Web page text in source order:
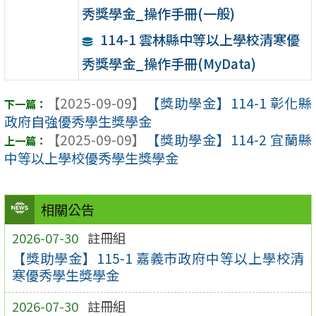
相關公告
2026-07-30 註冊組
【獎助學金】115-1 嘉義市政府中等以上學校清
寒優秀學生獎學金
2026-07-30 註冊組
秀獎學金_操作手冊(一般)
114-1 雲林縣中等以上學校清寒優
秀獎學金_操作手冊(MyData)
【2025-09-09】
【獎助學金】114-1 彰化縣
政府自強優秀學生獎學金
【2025-09-09】
【獎助學金】114-2 宜蘭縣
中等以上學校優秀學生獎學金